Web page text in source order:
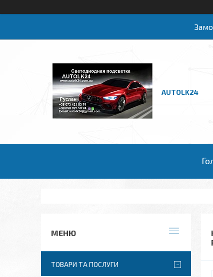
AUTOLK24
ТОВАРИ ТА ПОСЛУГИ